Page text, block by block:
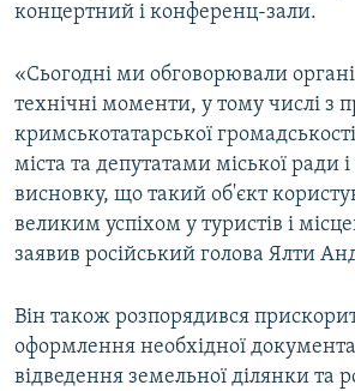
концертний і конференц-зали.
«Сьогодні ми обговорювали
технічні моменти, у тому числі з
кримськотатарської
міста та депутатами міської ради
висновку, що такий об'єкт
великим успіхом у туристів і
заявив російський голова Ялти
Він також розпорядився
оформлення необхідної
відведення земельної ділянки та